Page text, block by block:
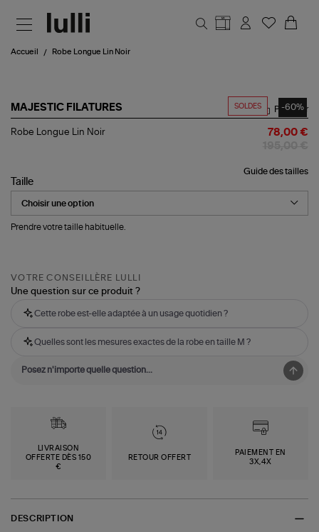
Accueil Robe Longue Lin Noir
SOLDES -60%
MAJESTIC FILATURES
Robe
Partager
Robe Longue Lin Noir 78,00 €
Guide des tailles
Taille
Prendre votre taille habituelle.
VOTRE CONSEILLÈRE LULLI
Une question sur ce produit ?
Cette robe est-elle adaptée à un usage quotidien ?
Quelles sont les mesures exactes de la robe en taille M ?
LIVRAISON
OFFERTE DÈS 150
€
RETOUR OFFERT
PAIEMENT EN
3X,4X
DESCRIPTION